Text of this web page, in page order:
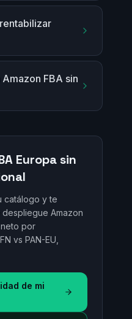
FBA sin
Europa sin
catálogo y te
Amazon
por
vs PAN-EU,
de mi